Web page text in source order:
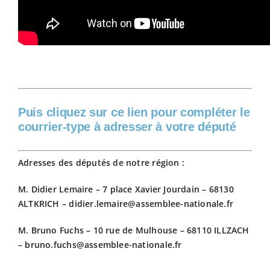
Puis cliquez sur ce lien pour compléter le
courrier-type à adresser à votre député
Adresses des députés de notre région :
M. Didier Lemaire – 7 place Xavier Jourdain – 68130
ALTKRICH – didier.lemaire@assemblee-nationale.fr
M. Bruno Fuchs – 10 rue de Mulhouse – 68110 ILLZACH
– bruno.fuchs@assemblee-nationale.fr